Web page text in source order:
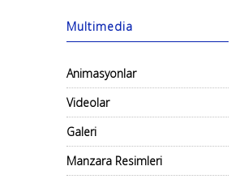
Multimedia
Animasyonlar
Videolar
Galeri
Manzara Resimleri